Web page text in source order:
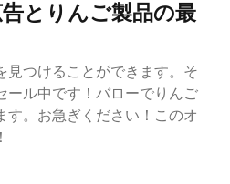
とりんご製品の最
見つけることができます。そ
ール中です！バローでりんご
す。お急ぎください！このオ